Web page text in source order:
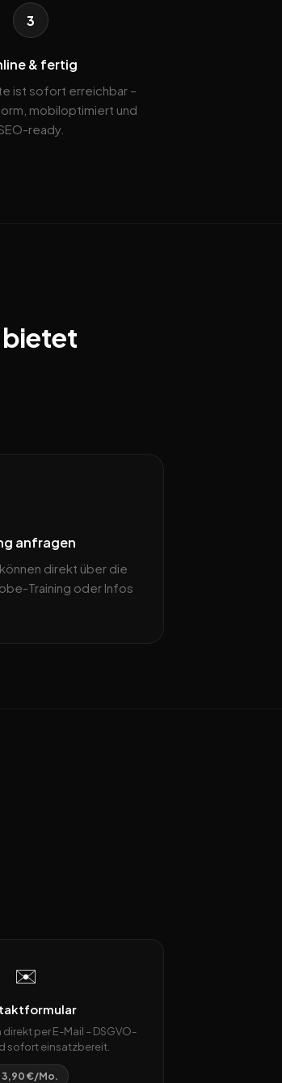
3
& fertig
ist sofort erreichbar –
mobiloptimiert und
ready.
bietet
anfragen
direkt über die
Training oder Infos
✉️
per E-Mail – DSGVO-
sofort einsatzbereit.
3,90 €/Mo.